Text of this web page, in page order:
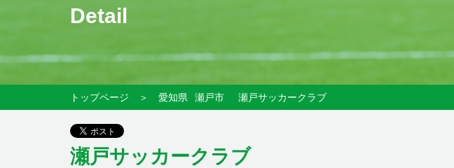
Detail
トップページ ＞ 愛知県 瀬戸市 瀬戸サッカークラブ
瀬戸サッカークラブ